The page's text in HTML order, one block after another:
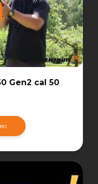
Gen2 cal 50